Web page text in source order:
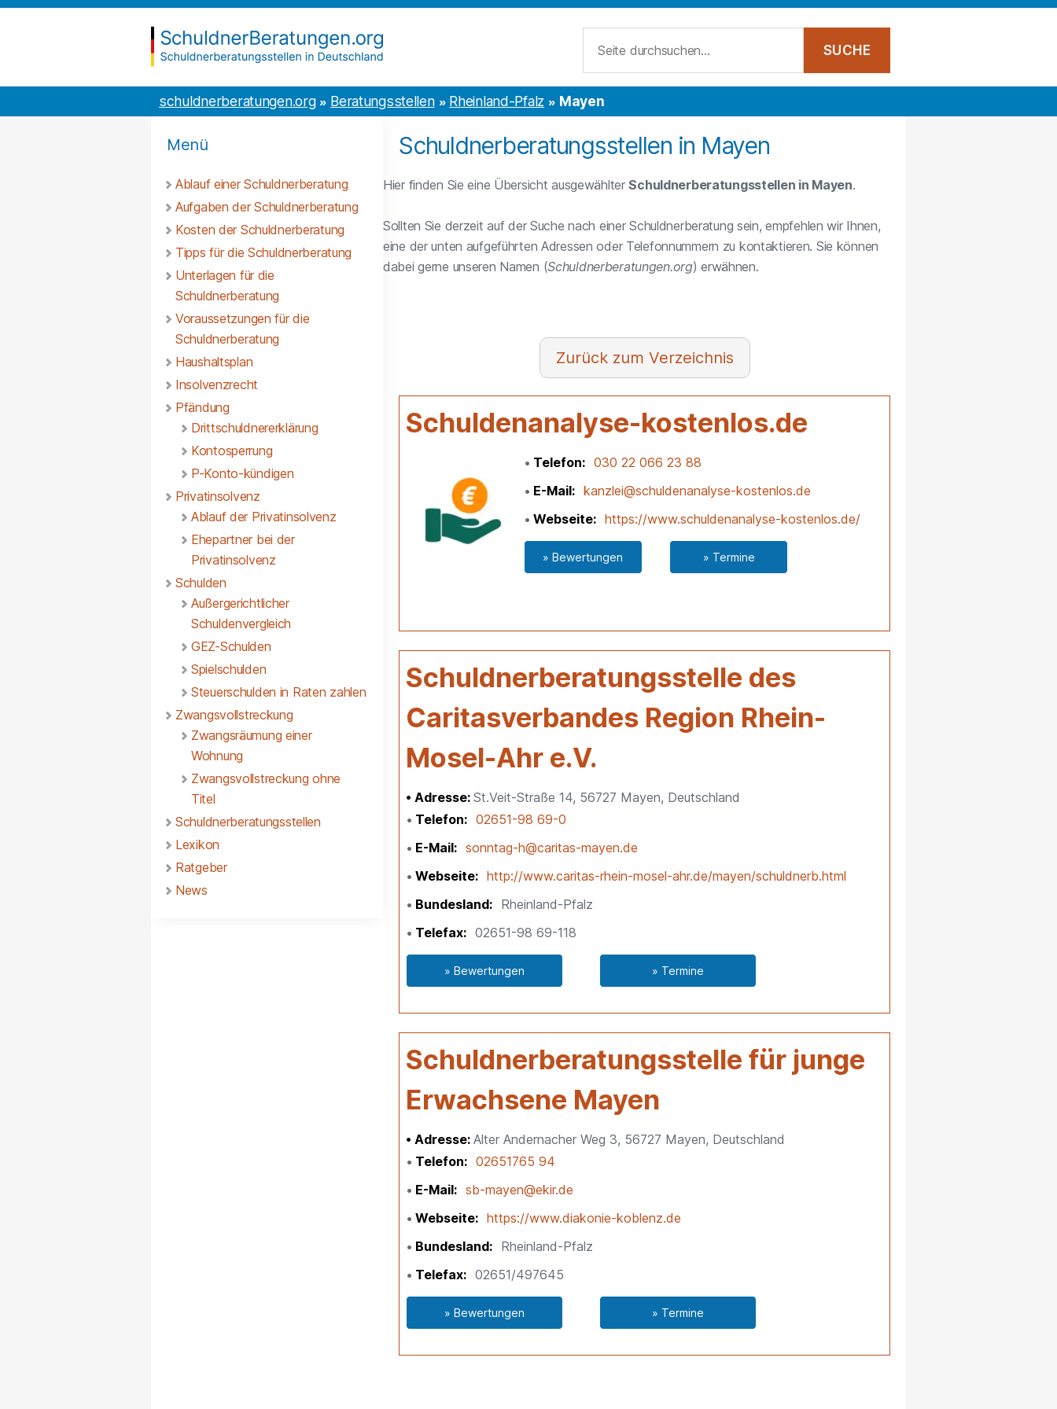
Inhalt
to
schuldnerberatungen.org Beratungsstellen Rheinland-Pfalz Mayen
Menü
Ablauf einer Schuldnerberatung
Aufgaben der Schuldnerberatung
Kosten der Schuldnerberatung
Tipps für die Schuldnerberatung
Unterlagen für die
Schuldnerberatung
Voraussetzungen für die
Schuldnerberatung
Haushaltsplan
Insolvenzrecht
Pfändung
Drittschuldnererklärung
Kontosperrung
P-Konto-kündigen
Privatinsolvenz
Ablauf der Privatinsolvenz
Ehepartner bei der
Privatinsolvenz
Schulden
Außergerichtlicher
Schuldenvergleich
GEZ-Schulden
Spielschulden
Steuerschulden in Raten zahlen
Zwangsvollstreckung
Zwangsräumung einer
Wohnung
Zwangsvollstreckung ohne
Titel
Schuldnerberatungsstellen
Lexikon
Ratgeber
News
Schuldnerberatungsstellen in Mayen
Hier finden Sie eine Übersicht ausgewählterSchuldnerberatungsstellen in Mayen.
Sollten Sie derzeit auf der Suche nach einer Schuldnerberatung sein, empfehlen wir Ihnen,
eine der unten aufgeführten Adressen oder Telefonnummern zu kontaktieren. Sie können
dabei gerne unseren Namen (Schuldnerberatungen.org) erwähnen.
Verzeichnis
Schuldenanalyse-kostenlos.de
Telefon
030 22 066 23 88
E-Mail
kanzlei@schuldenanalyse-kostenlos.de
Webseite
https://www.schuldenanalyse-kostenlos.de/
» Bewertungen » Termine
Schuldnerberatungsstelle des
Caritasverbandes Region Rhein-
Mosel-Ahr e.V.
Adresse: St.Veit-Straße 14, 56727 Mayen, Deutschland
Telefon
02651-98 69-0
E-Mail
sonntag-h@caritas-mayen.de
Webseite
http://www.caritas-rhein-mosel-ahr.de/mayen/schuldnerb.html
Bundesland
Rheinland-Pfalz
Telefax
02651-98 69-118
» Bewertungen » Termine
Schuldnerberatungsstelle für junge
Erwachsene Mayen
Adresse: Alter Andernacher Weg 3, 56727 Mayen, Deutschland
Telefon
02651765 94
E-Mail
sb-mayen@ekir.de
Webseite
https://www.diakonie-koblenz.de
Bundesland
Rheinland-Pfalz
Telefax
02651/497645
» Bewertungen » Termine